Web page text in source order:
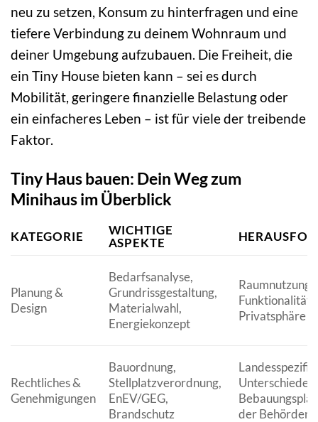
neu zu setzen, Konsum zu hinterfragen und eine
tiefere Verbindung zu deinem Wohnraum und
deiner Umgebung aufzubauen. Die Freiheit, die
ein Tiny House bieten kann – sei es durch
Mobilität, geringere finanzielle Belastung oder
ein einfacheres Leben – ist für viele der treibende
Faktor.
Tiny Haus bauen: Dein Weg zum
Minihaus im Überblick
KATEGORIE
WICHTIGE
ASPEKTE
Planung &
Design
Bedarfsanalyse,
Grundrissgestaltung,
Materialwahl,
Energiekonzept
Raumnutzung,
Funktionalität,
Privatsphäre
Rechtliches &
Genehmigungen
Bauordnung,
Stellplatzverordnung,
EnEV/GEG,
Brandschutz
Unterschiede,
der Behörden